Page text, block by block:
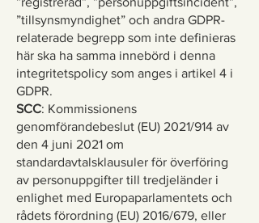
”tillsynsmyndighet” och andra GDPR-
relaterade begrepp som inte definieras
här ska ha samma innebörd i denna
integritetspolicy som anges i artikel 4 i
GDPR.
SCC: Kommissionens
genomförandebeslut (EU) 2021/914 av
den 4 juni 2021 om
standardavtalsklausuler för överföring
av personuppgifter till tredjeländer i
enlighet med Europaparlamentets och
rådets förordning (EU) 2016/679, eller